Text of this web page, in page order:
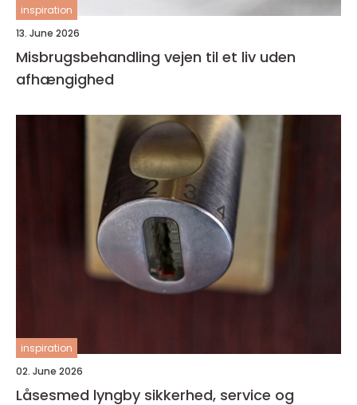
inspiration
13. June 2026
Misbrugsbehandling vejen til et liv uden
afhængighed
inspiration
02. June 2026
Låsesmed lyngby sikkerhed, service og